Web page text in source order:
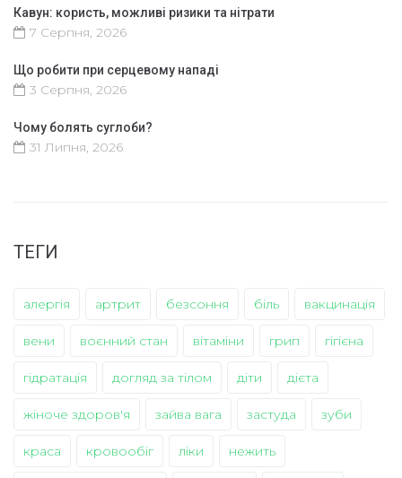
Кавун: користь, можливі ризики та нітрати
7 Серпня, 2026
Що робити при серцевому нападі
3 Серпня, 2026
Чому болять суглоби?
31 Липня, 2026
ТЕГИ
алергія артрит безсоння біль вакцинація
вени воєнний стан вітаміни грип гігієна
гідратація догляд за тілом діти дієта
жіноче здоров'я зайва вага застуда зуби
краса кровообіг ліки нежить